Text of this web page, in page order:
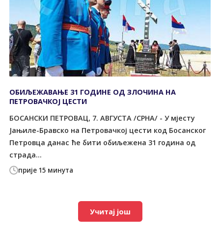
прије 15 минута
ОБИЉЕЖАВАЊЕ 31 ГОДИНЕ ОД ЗЛОЧИНА НА
ПЕТРОВАЧКОЈ ЦЕСТИ
БОСАНСКИ ПЕТРОВАЦ, 7. АВГУСТА /СРНА/ - У мјесту
Јањиле-Бравско на Петровачкој цести код Босанског
Петровца данас ће бити обиљежена 31 година од
страда...
Учитај још